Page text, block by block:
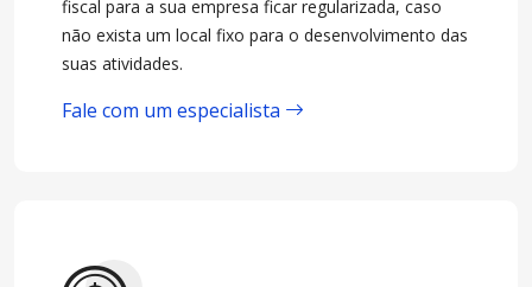
fiscal para a sua empresa ficar regularizada, caso
não exista um local fixo para o desenvolvimento das
suas atividades.
Fale com um especialista